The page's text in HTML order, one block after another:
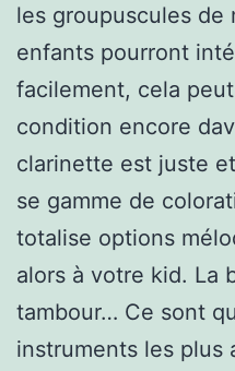
les groupuscules de
enfants pourront
facilement, cela
condition encore
clarinette est juste
se gamme de
totalise options
alors à votre kid. La
tambour… Ce sont
instruments les plus